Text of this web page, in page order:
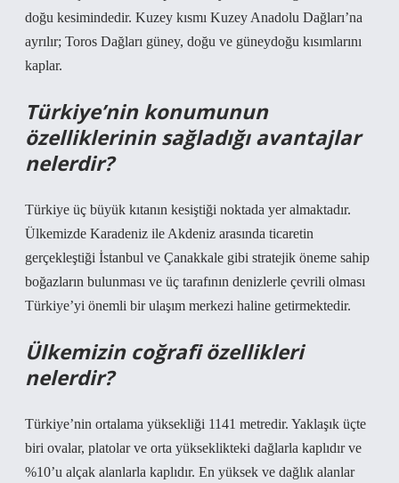
doğu kesimindedir. Kuzey kısmı Kuzey Anadolu Dağları’na
ayrılır; Toros Dağları güney, doğu ve güneydoğu kısımlarını
kaplar.
Türkiye’nin konumunun
özelliklerinin sağladığı avantajlar
nelerdir?
Türkiye üç büyük kıtanın kesiştiği noktada yer almaktadır.
Ülkemizde Karadeniz ile Akdeniz arasında ticaretin
gerçekleştiği İstanbul ve Çanakkale gibi stratejik öneme sahip
boğazların bulunması ve üç tarafının denizlerle çevrili olması
Türkiye’yi önemli bir ulaşım merkezi haline getirmektedir.
Ülkemizin coğrafi özellikleri
nelerdir?
Türkiye’nin ortalama yüksekliği 1141 metredir. Yaklaşık üçte
biri ovalar, platolar ve orta yükseklikteki dağlarla kaplıdır ve
%10’u alçak alanlarla kaplıdır. En yüksek ve dağlık alanlar